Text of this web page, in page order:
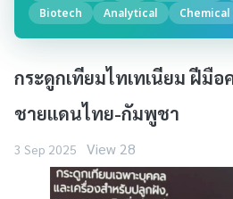
Biotech
Analytical Chemical
กระดูกเทียมไทเทเนียม ฝีมื
ชายแดนไทย-กัมพูชา
3 Sep 2025 View 28